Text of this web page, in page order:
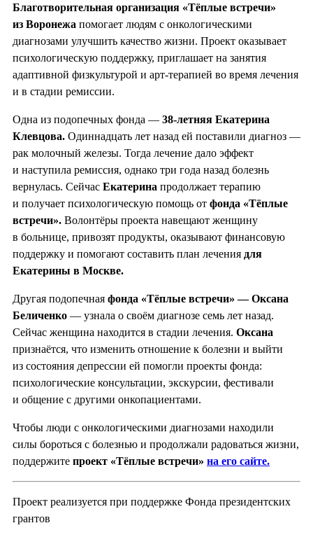
Благотворительная организация «Тёплые встречи»
из Воронежа помогает людям с онкологическими
диагнозами улучшить качество жизни. Проект оказывает
психологическую поддержку, приглашает на занятия
адаптивной физкультурой и арт-терапией во время лечения
и в стадии ремиссии.
Одна из подопечных фонда — 38-летняя Екатерина
Клевцова. Одиннадцать лет назад ей поставили диагноз —
рак молочный железы. Тогда лечение дало эффект
и наступила ремиссия, однако три года назад болезнь
вернулась. Сейчас Екатерина продолжает терапию
и получает психологическую помощь от фонда «Тёплые
встречи». Волонтёры проекта навещают женщину
в больнице, привозят продукты, оказывают финансовую
поддержку и помогают составить план лечения для
Екатерины в Москве.
Другая подопечная фонда «Тёплые встречи» — Оксана
Беличенко — узнала о своём диагнозе семь лет назад.
Сейчас женщина находится в стадии лечения. Оксана
признаётся, что изменить отношение к болезни и выйти
из состояния депрессии ей помогли проекты фонда:
психологические консультации, экскурсии, фестивали
и общение с другими онкопациентами.
Чтобы люди с онкологическими диагнозами находили
силы бороться с болезнью и продолжали радоваться жизни,
поддержите проект «Тёплые встречи» на его сайте.
Проект реализуется при поддержке Фонда президентских
грантов